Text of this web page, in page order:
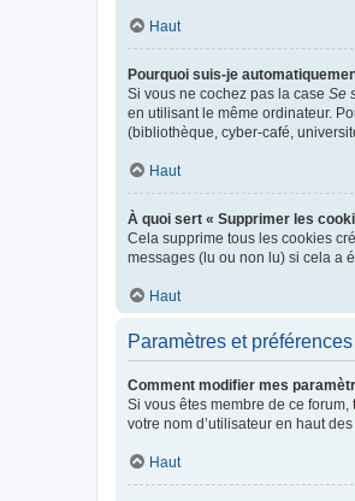
Haut
Pourquoi suis-je
Si vous ne cochez pas la case Se
en utilisant le même ordinateur.
(bibliothèque, cyber-café,
Haut
À quoi sert « Supprimer les
Cela supprime tous les cookies
messages (lu ou non lu) si cela a
Haut
Paramètres et
Comment modifier mes
Si vous êtes membre de ce
votre nom d’utilisateur en haut
Haut